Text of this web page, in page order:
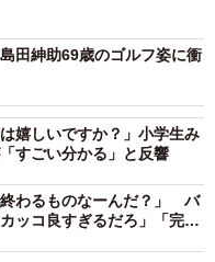
田紳助69歳のゴルフ姿に衝
嬉しいですか？」小学生み
すごい分かる」と反響
わるものなーんだ？」 バ
ッコ良すぎるだろ」「完璧